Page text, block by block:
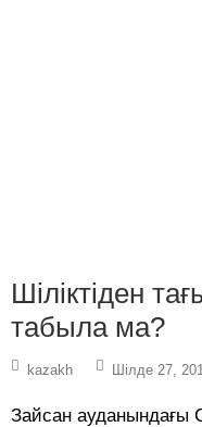
Шіліктіден
табыла ма?
kazakh Шілде 27,
Зайсан